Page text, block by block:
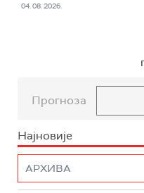
04. 08. 2026.
Прогноза
Најновије